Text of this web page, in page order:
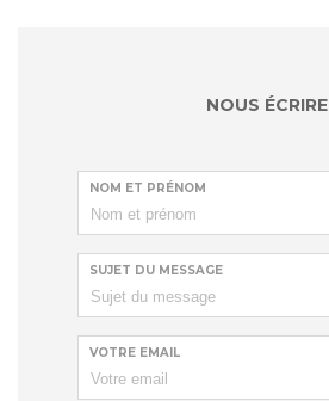
NOUS ÉCRIRE
NOM ET PRÉNOM
SUJET DU MESSAGE
VOTRE EMAIL